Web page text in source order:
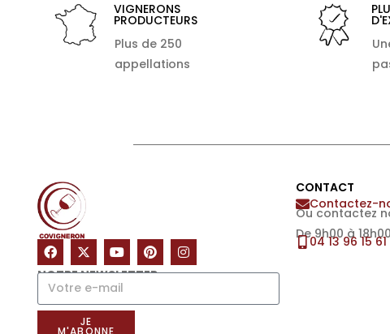
VIGNERONS
PRODUCTEURS
Plus de 250
appellations
NOTRE NEWSLETTER
JE
M'ABONNE
CONTACT
Contactez-
Ou contactez
De 9h00 à 18h00
04 13 96 15 61